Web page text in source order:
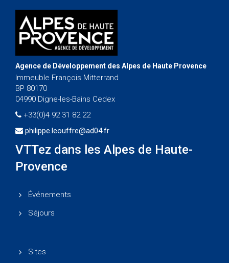
Agence de Développement des Alpes de Haute Provence
Immeuble François Mitterrand
BP 80170
04990 Digne-les-Bains Cedex
+33(0)4 92 31 82 22
philippe.leouffre@ad04.fr
VTTez dans les Alpes de Haute-
Provence
Événements
Séjours
Sites